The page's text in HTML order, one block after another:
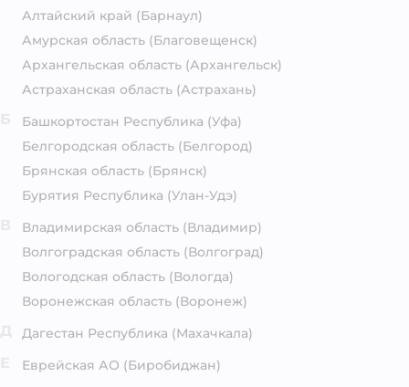
Алтайский край (Барнаул)
Амурская область (Благовещенск)
Архангельская область (Архангельск)
Астраханская область (Астрахань)
Башкортостан Республика (Уфа)
Белгородская область (Белгород)
Брянская область (Брянск)
Бурятия Республика (Улан-Удэ)
Владимирская область (Владимир)
Волгоградская область (Волгоград)
Вологодская область (Вологда)
Воронежская область (Воронеж)
Дагестан Республика (Махачкала)
Еврейская АО (Биробиджан)